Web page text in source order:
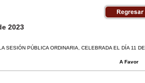
2023
SESIÓN PÚBLICA ORDINARIA, CELEBRADA EL DÍA 11 DE
A Favor